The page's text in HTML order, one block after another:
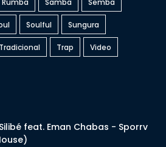
Rumba Samba Semba
Soulful Sungura
Tradicional Trap Video
Silibé feat. Eman Chabas - Sporrv